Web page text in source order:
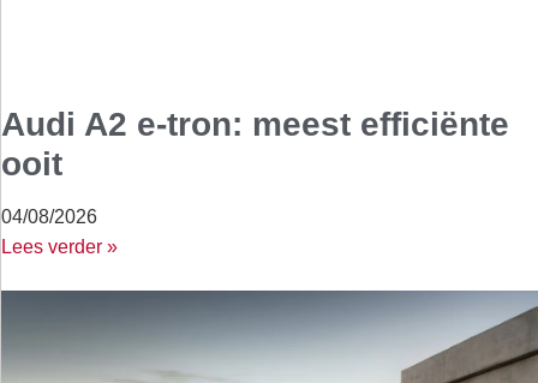
Audi A2 e-tron: meest efficiënte
ooit
04/08/2026
Lees verder »